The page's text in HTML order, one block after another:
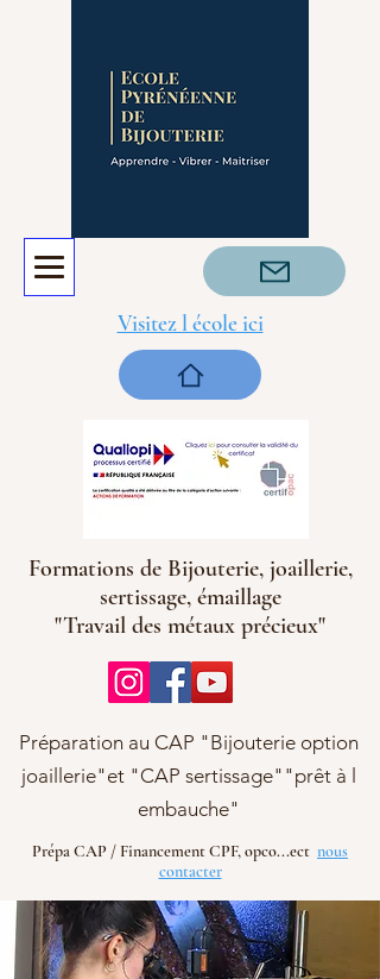
Formations de Bijouterie, joaillerie,
sertissage, émaillage
"Travail des métaux précieux"
Visitez l école ici
Préparation au CAP "Bijouterie option
joaillerie"et "CAP sertissage""prêt à l
embauche"
Prépa CAP / Financement CPF, opco...ect nous
contacter